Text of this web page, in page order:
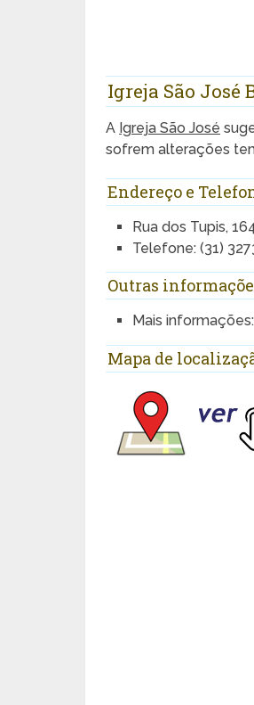
Igreja São José
A Igreja São José
sofrem alterações
Endereço e
Rua dos Tupis,
Telefone: (31)
Outras
Mais
Mapa de